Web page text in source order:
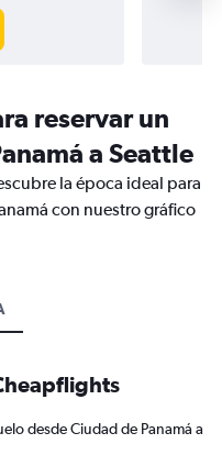
reservar un
a Seattle
la época ideal para
con nuestro gráfico
desde Ciudad de Panamá a